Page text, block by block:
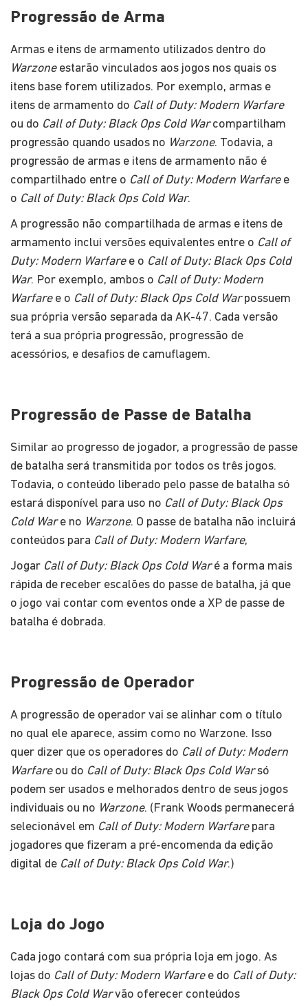
Progressão de Arma
Armas e itens de armamento utilizados dentro do
Warzoneestarão vinculados aos jogos nos quais os
itens base forem utilizados. Por exemplo, armas e
itens de armamento do Call of Duty: Modern Warfare
ou do Call of Duty: Black Ops Cold Warcompartilham
progressão quando usados no Warzone. Todavia, a
progressão de armas e itens de armamento não é
compartilhado entre o Call of Duty: Modern Warfaree
o Call of Duty: Black Ops Cold War.
A progressão não compartilhada de armas e itens de
armamento inclui versões equivalentes entre o Call of
Duty: Modern Warfaree o Call of Duty: Black Ops Cold
War. Por exemplo, ambos o Call of Duty: Modern
Warfaree o Call of Duty: Black Ops Cold Warpossuem
sua própria versão separada da AK-47. Cada versão
terá a sua própria progressão, progressão de
acessórios, e desafios de camuflagem.
Progressão de Passe de Batalha
Similar ao progresso de jogador, a progressão de passe
de batalha será transmitida por todos os três jogos.
Todavia, o conteúdo liberado pelo passe de batalha só
estará disponível para uso no Call of Duty: Black Ops
Cold Ware no Warzone. O passe de batalha não incluirá
conteúdos para Call of Duty: Modern Warfare,
Jogar Call of Duty: Black Ops Cold Waré a forma mais
rápida de receber escalões do passe de batalha, já que
o jogo vai contar com eventos onde a XP de passe de
batalha é dobrada.
Progressão de Operador
A progressão de operador vai se alinhar com o título
no qual ele aparece, assim como no Warzone. Isso
quer dizer que os operadores do Call of Duty: Modern
Warfareou do Call of Duty: Black Ops Cold Warsó
podem ser usados e melhorados dentro de seus jogos
individuais ou no Warzone. (Frank Woods permanecerá
selecionável em Call of Duty: Modern Warfarepara
jogadores que fizeram a pré-encomenda da edição
digital de Call of Duty: Black Ops Cold War.)
Loja do Jogo
Cada jogo contará com sua própria loja em jogo. As
lojas do Call of Duty: Modern Warfaree do Call of Duty:
Black Ops Cold Warvão oferecer conteúdos